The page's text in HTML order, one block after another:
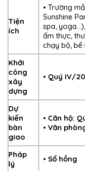
Tiện
ích
• Trường
Sunshine
spa,
ẩm thực,
chạy bộ,
Khởi
công
xây
dựng
• Quý IV/
Dự
kiến
bàn
giao
• Căn hộ:
• Văn
Pháp
lý
• Sổ hồng